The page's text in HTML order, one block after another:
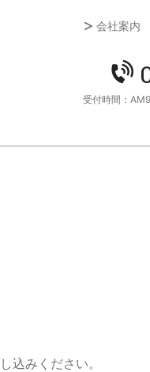
会社案内
受付時間：
込みください。